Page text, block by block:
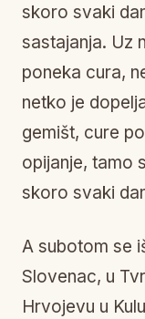
skoro svaki
sastajanja. Uz
poneka cura,
netko je
gemišt, cure
opijanje, tamo
skoro svaki
A subotom se
Slovenac, u
Hrvojevu u